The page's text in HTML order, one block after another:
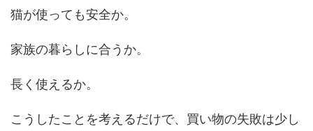
猫が使っても安全か。
家族の暮らしに合うか。
長く使えるか。
こうしたことを考えるだけで、買い物の失敗は少し